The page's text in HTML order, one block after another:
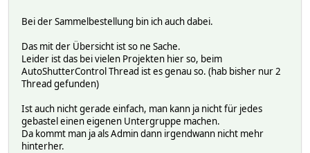
Bei der Sammelbestellung bin ich auch dabei.
Das mit der Übersicht ist so ne Sache.
Leider ist das bei vielen Projekten hier so, beim
AutoShutterControl Thread ist es genau so. (hab bisher nur 2
Thread gefunden)
Ist auch nicht gerade einfach, man kann ja nicht für jedes
gebastel einen eigenen Untergruppe machen.
Da kommt man ja als Admin dann irgendwann nicht mehr
hinterher.